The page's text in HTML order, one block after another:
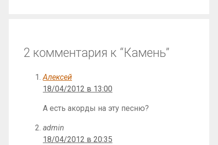
2 комментария к “Камень”
Алексей
18/04/2012 в 13:00
А есть акорды на эту песню?
admin
18/04/2012 в 20:35